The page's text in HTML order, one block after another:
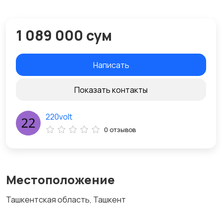
Местоположение
Ташкентская область, Ташкент
1 089 000 сум
Написать
Показать контакты
220volt
0 отзывов